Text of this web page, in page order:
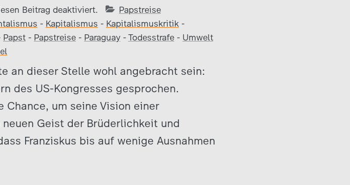
Beitrag deaktiviert.
Papstreise
- Kapitalismus - Kapitalismuskritik -
Papst - Papstreise - Paraguay - Todesstrafe - Umwelt
an dieser Stelle wohl angebracht sein:
des US-Kongresses gesprochen.
Chance, um seine Vision einer
Geist der Brüderlichkeit und
Franziskus bis auf wenige Ausnahmen